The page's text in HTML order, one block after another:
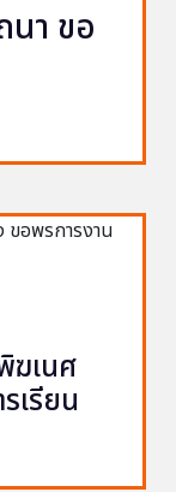
า ขอ
ฆเนศ
เรียน